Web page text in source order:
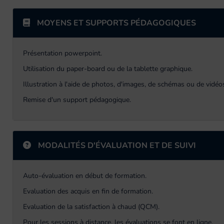
MOYENS ET SUPPORTS PÉDAGOGIQUES
Présentation powerpoint.
Utilisation du paper-board ou de la tablette graphique.
Illustration à l'aide de photos, d'images, de schémas ou de
Remise d'un support pédagogique.
MODALITÉS D'ÉVALUATION ET DE SUIVI
Auto-évaluation en début de formation.
Evaluation des acquis en fin de formation.
Evaluation de la satisfaction à chaud (QCM).